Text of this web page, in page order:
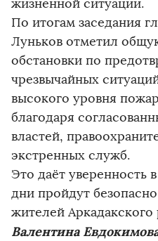
жизненной ситуации.
По итогам заседания
Луньков отметил
обстановки по
чрезвычайных
высокого уровня
благодаря
властей,
экстренных служб.
Это даёт уверенность
дни пройдут
жителей Аркадакского
Валентина